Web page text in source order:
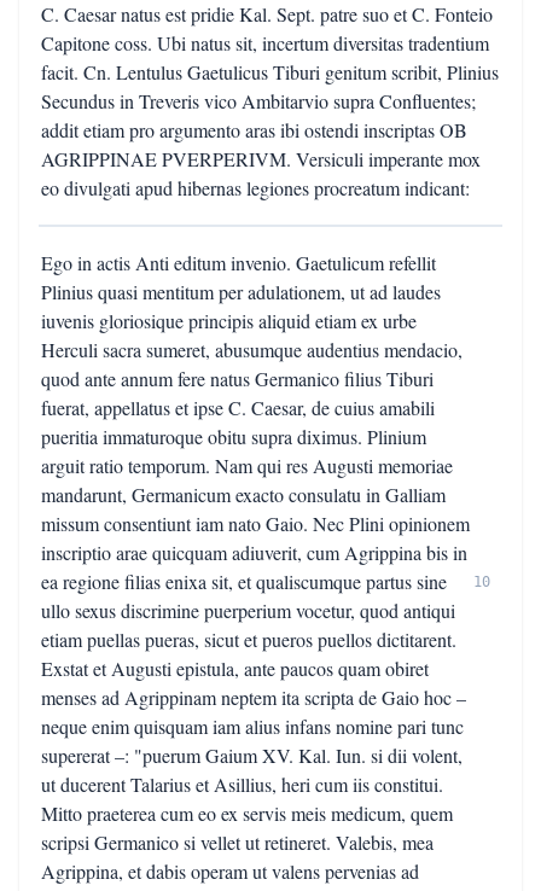
C. Caesar natus est pridie Kal. Sept. patre suo et C. Fonteio
Capitone coss. Ubi natus sit, incertum diversitas tradentium
facit. Cn. Lentulus Gaetulicus Tiburi genitum scribit, Plinius
Secundus in Treveris vico Ambitarvio supra Confluentes;
addit etiam pro argumento aras ibi ostendi inscriptas OB
AGRIPPINAE PVERPERIVM. Versiculi imperante mox
eo divulgati apud hibernas legiones procreatum indicant:
Ego in actis Anti editum invenio. Gaetulicum refellit
Plinius quasi mentitum per adulationem, ut ad laudes
iuvenis gloriosique principis aliquid etiam ex urbe
Herculi sacra sumeret, abusumque audentius mendacio,
quod ante annum fere natus Germanico filius Tiburi
fuerat, appellatus et ipse C. Caesar, de cuius amabili
pueritia immaturoque obitu supra diximus. Plinium
arguit ratio temporum. Nam qui res Augusti memoriae
mandarunt, Germanicum exacto consulatu in Galliam
missum consentiunt iam nato Gaio. Nec Plini opinionem
inscriptio arae quicquam adiuverit, cum Agrippina bis in
ea regione filias enixa sit, et qualiscumque partus sine
ullo sexus discrimine puerperium vocetur, quod antiqui
etiam puellas pueras, sicut et pueros puellos dictitarent.
Exstat et Augusti epistula, ante paucos quam obiret
menses ad Agrippinam neptem ita scripta de Gaio hoc –
neque enim quisquam iam alius infans nomine pari tunc
supererat –: "puerum Gaium XV. Kal. Iun. si dii volent,
ut ducerent Talarius et Asillius, heri cum iis constitui.
Mitto praeterea cum eo ex servis meis medicum, quem
scripsi Germanico si vellet ut retineret. Valebis, mea
Agrippina, et dabis operam ut valens pervenias ad
10